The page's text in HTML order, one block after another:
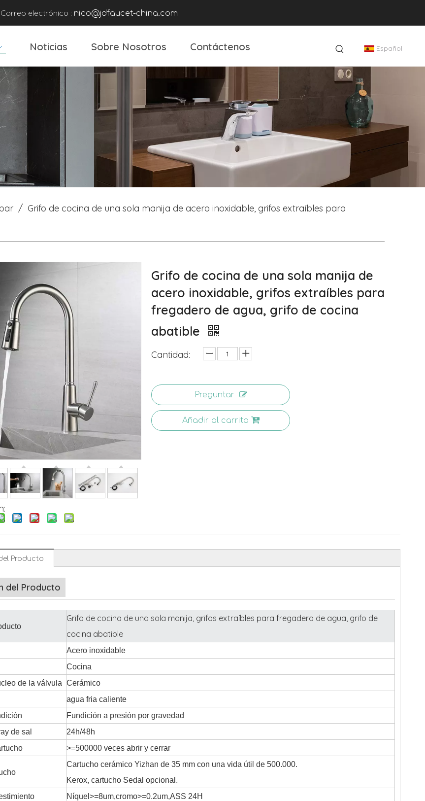
Correo electrónico : nico@jdfaucet-china.com
Noticias Sobre Nosotros Contáctenos Español
/ Grifo de cocina de una sola manija de acero inoxidable, grifos extraíbles para
Grifo de cocina de una sola manija de
acero inoxidable, grifos extraíbles para
fregadero de agua, grifo de cocina
abatible
Cantidad:
Preguntar
Añadir al carrito
Producto
del Producto
Grifo de cocina de una sola manija, grifos extraíbles para fregadero de agua, grifo de
cocina abatible
Acero inoxidable
Cocina
de la válvula Cerámico
agua fria caliente
Fundición a presión por gravedad
de sal
24h/48h
>=500000 veces abrir y cerrar
Cartucho cerámico Yizhan de 35 mm con una vida útil de 500.000.
Kerox, cartucho Sedal opcional.
Níquel>=8um,cromo>=0.2um,ASS 24H